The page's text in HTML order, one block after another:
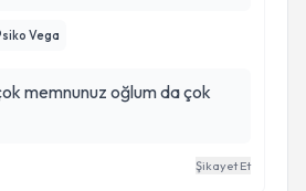
Vega
memnunuz oğlum da çok
Şikayet Et